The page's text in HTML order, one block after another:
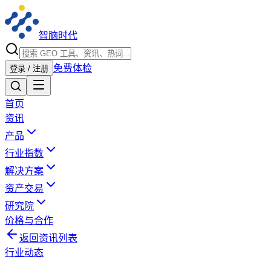
智脑时代
登录 / 注册 免费体检
首页
资讯
产品
行业指数
解决方案
资产交易
研究院
价格与合作
返回资讯列表
行业动态